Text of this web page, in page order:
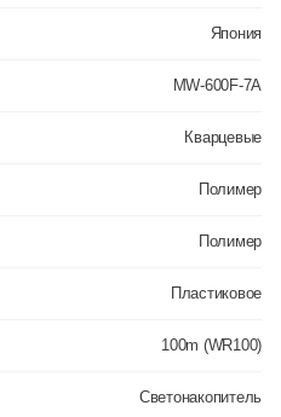
Япония
MW-600F-7A
Кварцевые
Полимер
Полимер
Пластиковое
100m (WR100)
Светонакопитель